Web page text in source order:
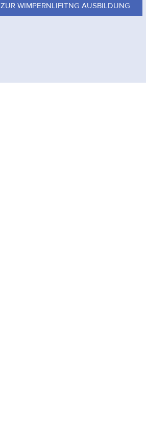
ZUR WIMPERNLIFITNG AUSBILDUNG